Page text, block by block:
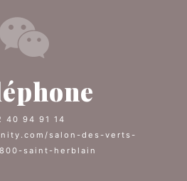
40 94 91 14
saint-herblain